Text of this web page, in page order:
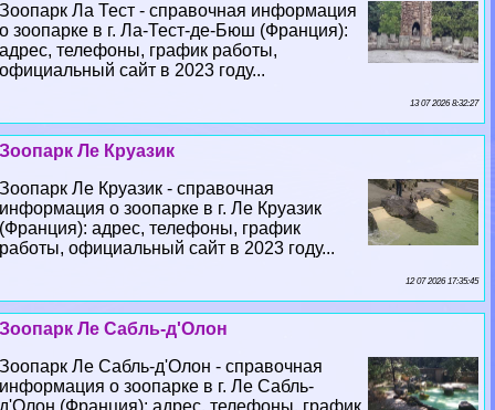
Зоопарк Ла Тест - справочная информация
о зоопарке в г. Ла-Тест-де-Бюш (Франция):
адрес, телефоны, график работы,
официальный сайт в 2023 году...
13 07 2026 8:32:27
Зоопарк Ле Круазик
Зоопарк Ле Круазик - справочная
информация о зоопарке в г. Ле Круазик
(Франция): адрес, телефоны, график
работы, официальный сайт в 2023 году...
12 07 2026 17:35:45
Зоопарк Ле Сабль-д'Олон
Зоопарк Ле Сабль-д'Олон - справочная
информация о зоопарке в г. Ле Сабль-
д'Олон (Франция): адрес, телефоны, график